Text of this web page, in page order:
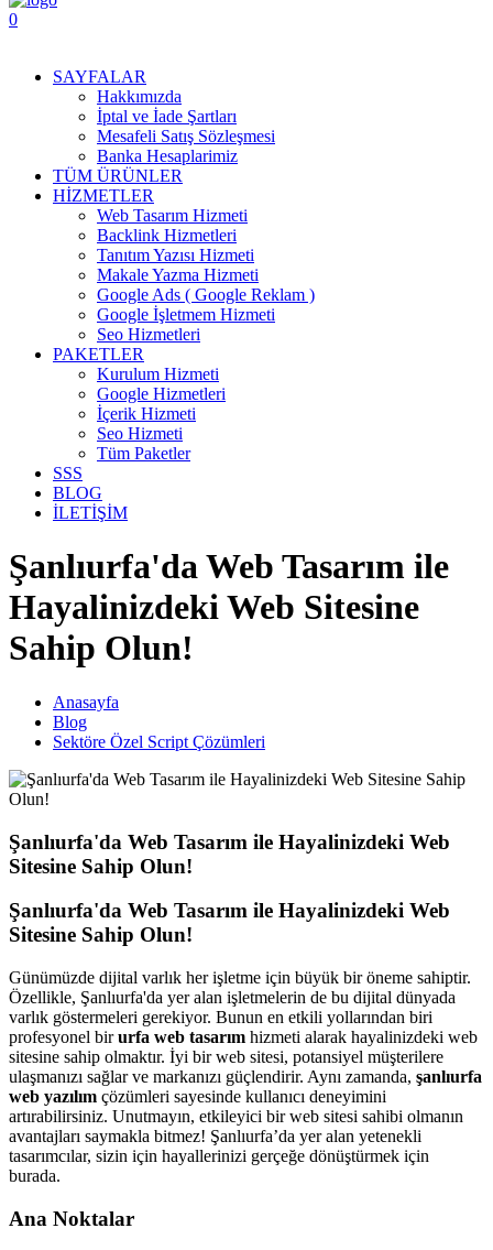
0
SAYFALAR
Hakkımızda
İptal ve İade Şartları
Mesafeli Satış Sözleşmesi
Banka Hesaplarimiz
TÜM ÜRÜNLER
HİZMETLER
Web Tasarım Hizmeti
Backlink Hizmetleri
Tanıtım Yazısı Hizmeti
Makale Yazma Hizmeti
Google Ads ( Google Reklam )
Google İşletmem Hizmeti
Seo Hizmetleri
PAKETLER
Kurulum Hizmeti
Google Hizmetleri
İçerik Hizmeti
Seo Hizmeti
Tüm Paketler
SSS
BLOG
İLETİŞİM
Şanlıurfa'da Web Tasarım ile
Hayalinizdeki Web Sitesine
Sahip Olun!
Anasayfa
Blog
Sektöre Özel Script Çözümleri
Şanlıurfa'da Web Tasarım ile Hayalinizdeki Web
Sitesine Sahip Olun!
Şanlıurfa'da Web Tasarım ile Hayalinizdeki Web
Sitesine Sahip Olun!
Günümüzde dijital varlık her işletme için büyük bir öneme sahiptir.
Özellikle, Şanlıurfa'da yer alan işletmelerin de bu dijital dünyada
varlık göstermeleri gerekiyor. Bunun en etkili yollarından biri
profesyonel birurfa web tasarım hizmeti alarak hayalinizdeki web
sitesine sahip olmaktır. İyi bir web sitesi, potansiyel müşterilere
ulaşmanızı sağlar ve markanızı güçlendirir. Aynı zamanda, şanlıurfa
web yazılım çözümleri sayesinde kullanıcı deneyimini
artırabilirsiniz. Unutmayın, etkileyici bir web sitesi sahibi olmanın
avantajları saymakla bitmez! Şanlıurfa’da yer alan yetenekli
tasarımcılar, sizin için hayallerinizi gerçeğe dönüştürmek için
burada.
Ana Noktalar